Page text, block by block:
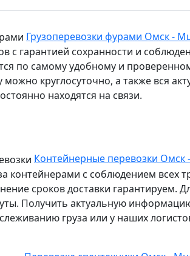
Грузоперевозки фурами Омск -
с гарантией сохранности и
по самому удобному и
круглосуточно, а также вся
находятся на связи.
Контейнерные перевозки Омск
контейнерами с соблюдением всех
сроков доставки гарантируем.
Получить актуальную
груза или у наших